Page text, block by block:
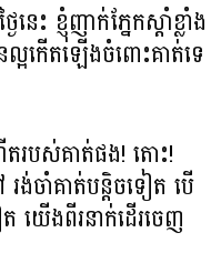
ះ ខ្ញុំញាក់ភ្នែកស្ដាំខ្លាំង
ល្អកើតឡើងចំពោះគាត់ទេ
តរបស់គាត់ផង! តោះ!
ង់ចាំគាត់បន្ដិចទៀត បើ
ើងពីរនាក់ដើរចេញ